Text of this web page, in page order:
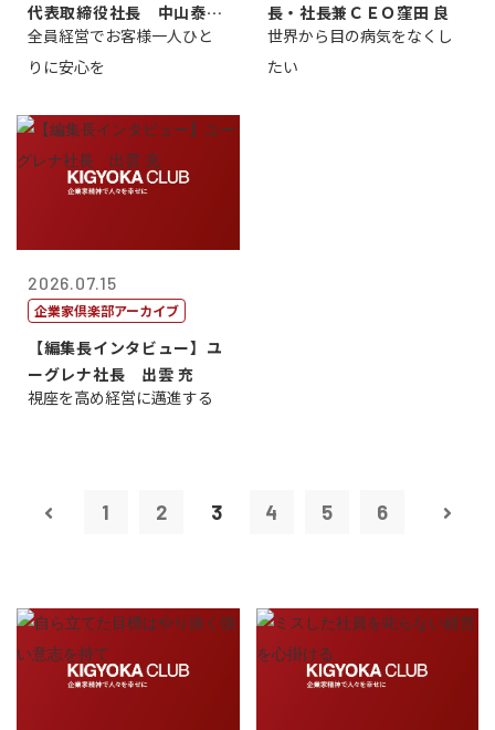
代表取締役社長 中山泰
男
全員経営でお客様一人ひと
りに安心を
長・社長兼ＣＥＯ窪田 良
世界から目の病気をなくし
たい
2026.07.15
企業家倶楽部アーカイブ
【編集長インタビュー】ユ
ーグレナ社長 出雲 充
視座を高め経営に邁進する
1 2 3 4 5 6